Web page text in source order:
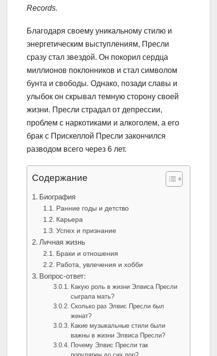
Records.
Благодаря своему уникальному стилю и
энергетическим выступлениям, Пресли
сразу стал звездой. Он покорил сердца
миллионов поклонников и стал символом
бунта и свободы. Однако, позади славы и
улыбок он скрывал темную сторону своей
жизни. Пресли страдал от депрессии,
проблем с наркотиками и алкоголем, а его
брак с Прискеллой Пресли закончился
разводом всего через 6 лет.
Содержание
Биография
Ранние годы и детство
Карьера
Успех и признание
Личная жизнь
Браки и отношения
Работа, увлечения и хобби
Вопрос-ответ:
Какую роль в жизни Элвиса Пресли
сыграла мать?
Сколько раз Элвис Пресли был
женат?
Какие музыкальные стили были
важны в жизни Элвиса Пресли?
Почему Элвис Пресли так